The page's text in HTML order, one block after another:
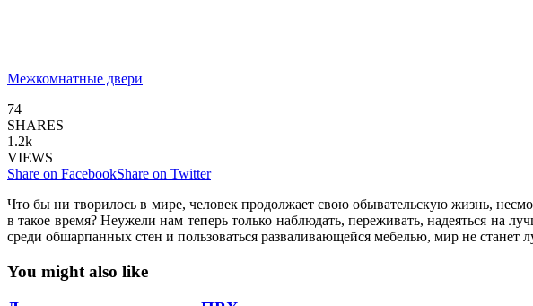
Межкомнатные двери
74
SHARES
1.2k
VIEWS
Share on FacebookShare on Twitter
Что бы ни творилось в мире, человек продолжает свою обывательскую жизнь,
в такое время? Неужели нам теперь только наблюдать, переживать, надеяться на
среди обшарпанных стен и пользоваться разваливающейся мебелью, мир не
You might also like